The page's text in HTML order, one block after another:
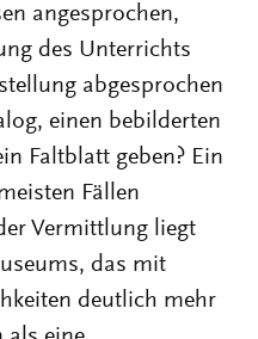
angesprochen,
des Unterrichts
abgesprochen
einen bebilderten
Faltblatt geben? Ein
Fällen
Vermittlung liegt
das mit
deutlich mehr